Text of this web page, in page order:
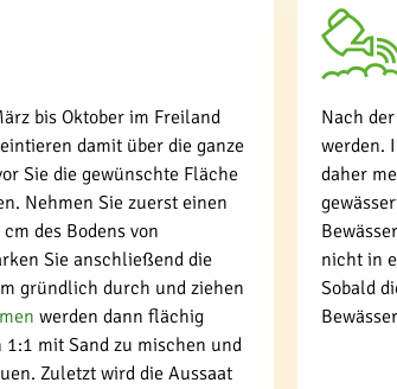
bis Oktober im Freiland
damit über die ganze
Sie die gewünschte Fläche
Nehmen Sie zuerst einen
des Bodens von
Sie anschließend die
gründlich durch und ziehen
werden dann flächig
mit Sand zu mischen und
Zuletzt wird die Aussaat
Nach
werden.
daher
nicht in
Sobald